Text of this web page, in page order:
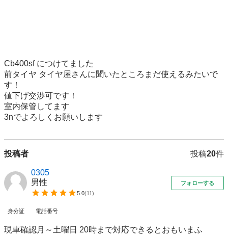
Cb400sf につけてました
前タイヤ タイヤ屋さんに聞いたところまだ使えるみたいで
す！
値下げ交渉可です！
室内保管してます
3nでよろしくお願いします
投稿者 投稿20件
0305
男性
5.0(11)
フォローする
身分証 電話番号
現車確認月～土曜日 20時まで対応できるとおもいまふ